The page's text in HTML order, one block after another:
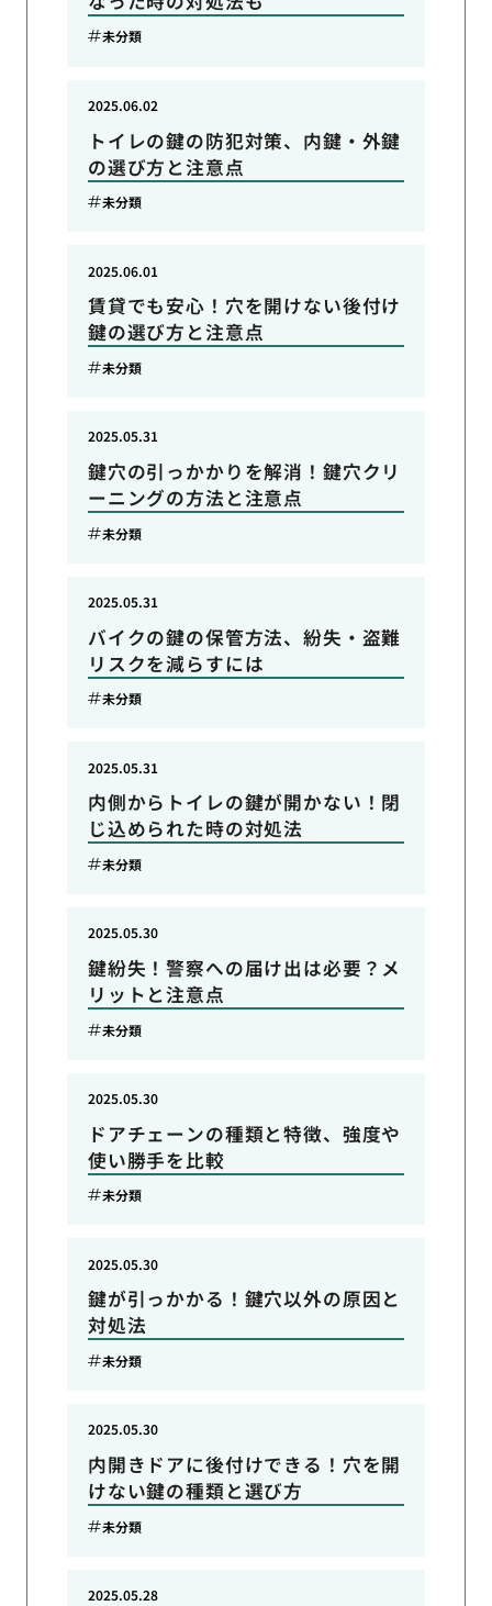
未分類
トイレの鍵の防犯対策、内鍵・外鍵
の選び方と注意点
2025.06.02
未分類
賃貸でも安心！穴を開けない後付け
鍵の選び方と注意点
2025.06.01
未分類
鍵穴の引っかかりを解消！鍵穴クリ
ーニングの方法と注意点
2025.05.31
未分類
バイクの鍵の保管方法、紛失・盗難
リスクを減らすには
2025.05.31
未分類
内側からトイレの鍵が開かない！閉
じ込められた時の対処法
2025.05.31
未分類
鍵紛失！警察への届け出は必要？メ
リットと注意点
2025.05.30
未分類
ドアチェーンの種類と特徴、強度や
使い勝手を比較
2025.05.30
未分類
鍵が引っかかる！鍵穴以外の原因と
対処法
2025.05.30
未分類
内開きドアに後付けできる！穴を開
けない鍵の種類と選び方
2025.05.30
未分類
2025.05.28